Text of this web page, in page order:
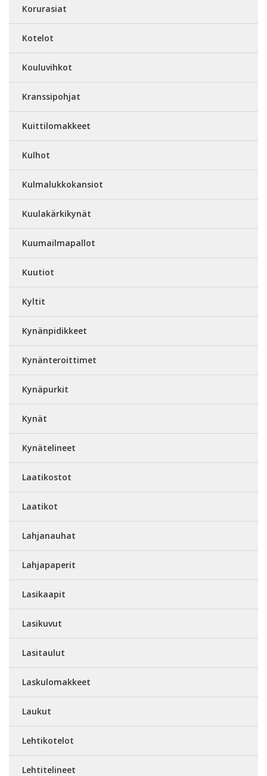
Korurasiat
Kotelot
Kouluvihkot
Kranssipohjat
Kuittilomakkeet
Kulhot
Kulmalukkokansiot
Kuulakärkikynät
Kuumailmapallot
Kuutiot
Kyltit
Kynänpidikkeet
Kynänteroittimet
Kynäpurkit
Kynät
Kynätelineet
Laatikostot
Laatikot
Lahjanauhat
Lahjapaperit
Lasikaapit
Lasikuvut
Lasitaulut
Laskulomakkeet
Laukut
Lehtikotelot
Lehtitelineet